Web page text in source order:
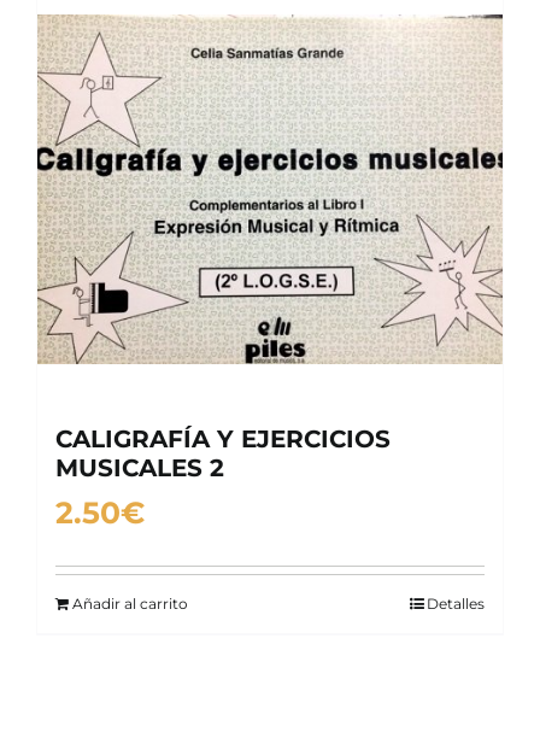
CALIGRAFÍA Y EJERCICIOS
MUSICALES 2
2.50€
Añadir al carrito Detalles